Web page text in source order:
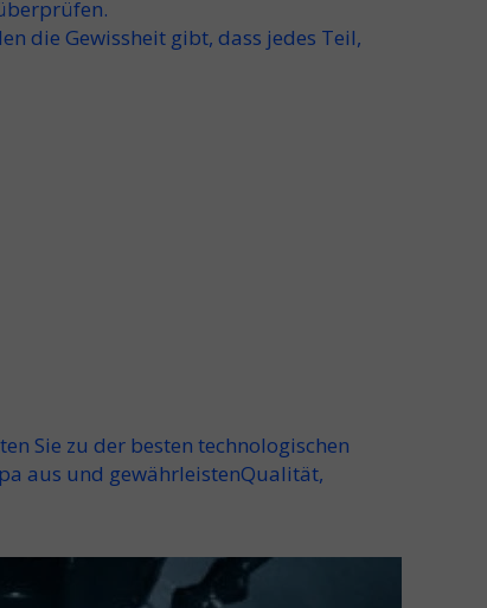
die Gewissheit gibt, dass jedes Teil,
Sie zu der besten technologischen
aus und gewährleistenQualität,